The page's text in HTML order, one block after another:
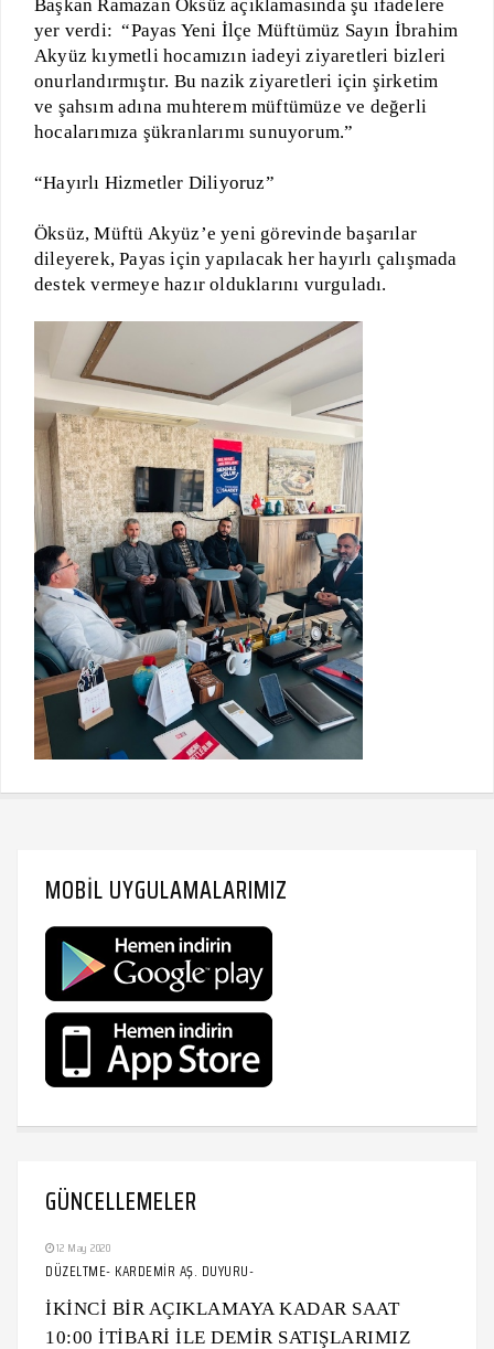
Başkan Ramazan Öksüz açıklamasında şu ifadelere
yer verdi: “Payas Yeni İlçe Müftümüz Sayın İbrahim
Akyüz kıymetli hocamızın iadeyi ziyaretleri bizleri
onurlandırmıştır. Bu nazik ziyaretleri için şirketim
ve şahsım adına muhterem müftümüze ve değerli
hocalarımıza şükranlarımı sunuyorum.”
“Hayırlı Hizmetler Diliyoruz”
Öksüz, Müftü Akyüz’e yeni görevinde başarılar
dileyerek, Payas için yapılacak her hayırlı çalışmada
destek vermeye hazır olduklarını vurguladı.
MOBIL UYGULAMALARIMIZ
GÜNCELLEMELER
12 May 2020
DÜZELTME- KARDEMİR AŞ. DUYURU-
İKİNCİ BİR AÇIKLAMAYA KADAR SAAT
10:00 İTİBARİ İLE DEMİR SATIŞLARIMIZ